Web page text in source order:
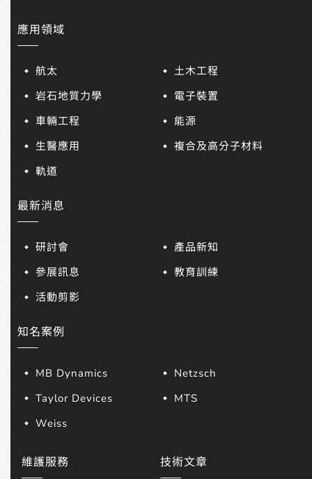
應用領域
航太
土木工程
岩石地質力學
電子裝置
車輛工程
能源
生醫應用
複合及高分子材料
軌道
最新消息
研討會
產品新知
參展訊息
教育訓練
活動剪影
知名案例
MB Dynamics
Netzsch
Taylor Devices
MTS
Weiss
維護服務 技術文章